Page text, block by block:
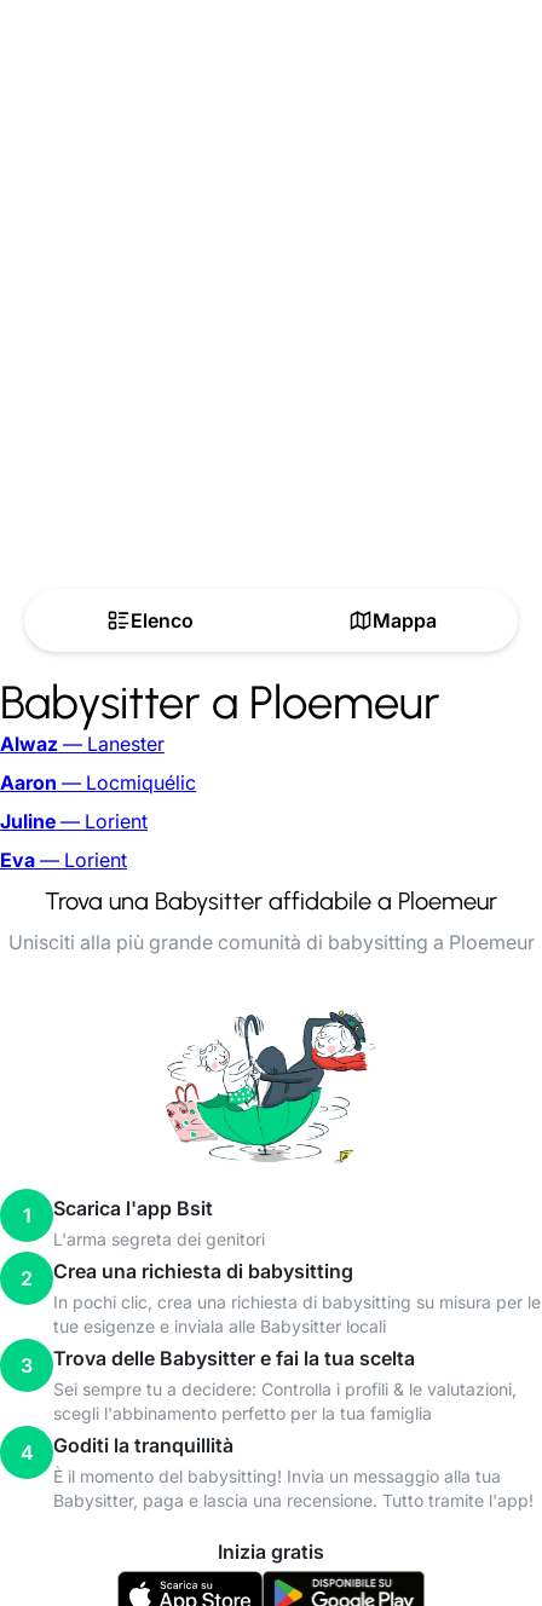
Elenco Mappa
Babysitter a Ploemeur
Alwaz — Lanester
Aaron — Locmiquélic
Juline — Lorient
Eva — Lorient
Trova una Babysitter affidabile a Ploemeur
Unisciti alla più grande comunità di babysitting a Ploemeur
1 Scarica l'app Bsit
L'arma segreta dei genitori
2 Crea una richiesta di babysitting
In pochi clic, crea una richiesta di babysitting su misura per le
tue esigenze e inviala alle Babysitter locali
3 Trova delle Babysitter e fai la tua scelta
Sei sempre tu a decidere: Controlla i profili & le valutazioni,
scegli l'abbinamento perfetto per la tua famiglia
4 Goditi la tranquillità
È il momento del babysitting! Invia un messaggio alla tua
Babysitter, paga e lascia una recensione. Tutto tramite l'app!
Inizia gratis